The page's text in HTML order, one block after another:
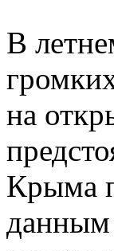
В
на
Крыма
данным